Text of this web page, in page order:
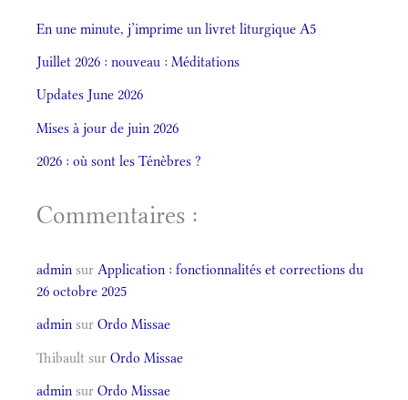
En une minute, j’imprime un livret liturgique A5
Juillet 2026 : nouveau : Méditations
Updates June 2026
Mises à jour de juin 2026
2026 : où sont les Ténèbres ?
Commentaires :
admin sur Application : fonctionnalités et corrections du
26 octobre 2025
admin sur Ordo Missae
Thibault sur Ordo Missae
admin sur Ordo Missae